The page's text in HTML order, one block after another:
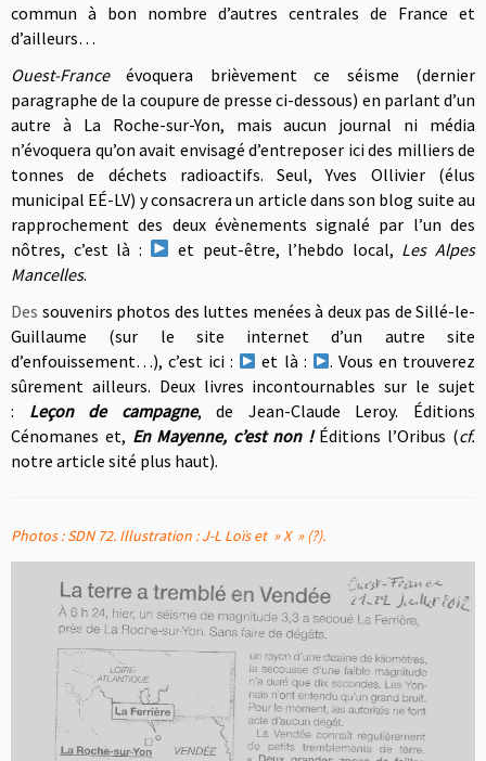
commun à bon nombre d’autres centrales de France et
d’ailleurs…
Ouest-Franceévoquera brièvement ce séisme (dernier
paragraphe de la coupure de presse ci-dessous) en parlant d’un
autre à La Roche-sur-Yon, mais aucun journal ni média
n’évoquera qu’on avait envisagé d’entreposer ici des milliers de
tonnes de déchets radioactifs. Seul, Yves Ollivier (élus
municipal EÉ-LV) y consacrera un article dans son blog suite au
rapprochement des deux évènements signalé par l’un des
nôtres, c’est là :
et peut-être, l’hebdo local, Les Alpes
Mancelles.
Des souvenirs photos des luttes menées à deux pas de Sillé-le-
Guillaume (sur le site internet d’un autre site
d’enfouissement…), c’est ici :
et là :
. Vous en trouverez
sûrement ailleurs. Deux livres incontournables sur le sujet
: Leçon de campagne, de Jean-Claude Leroy. Éditions
Cénomanes et, En Mayenne, c’est non !Éditions l’Oribus (cf.
notre article sité plus haut).
Photos : SDN 72. Illustration : J-L Loïs et » X » (?).